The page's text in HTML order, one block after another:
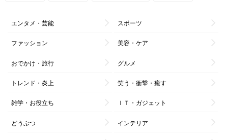
エンタメ・芸能 スポーツ
ファッション 美容・ケア
おでかけ・旅行 グルメ
トレンド・炎上 笑う・衝撃・癒す
雑学・お役立ち ＩＴ・ガジェット
どうぶつ インテリア